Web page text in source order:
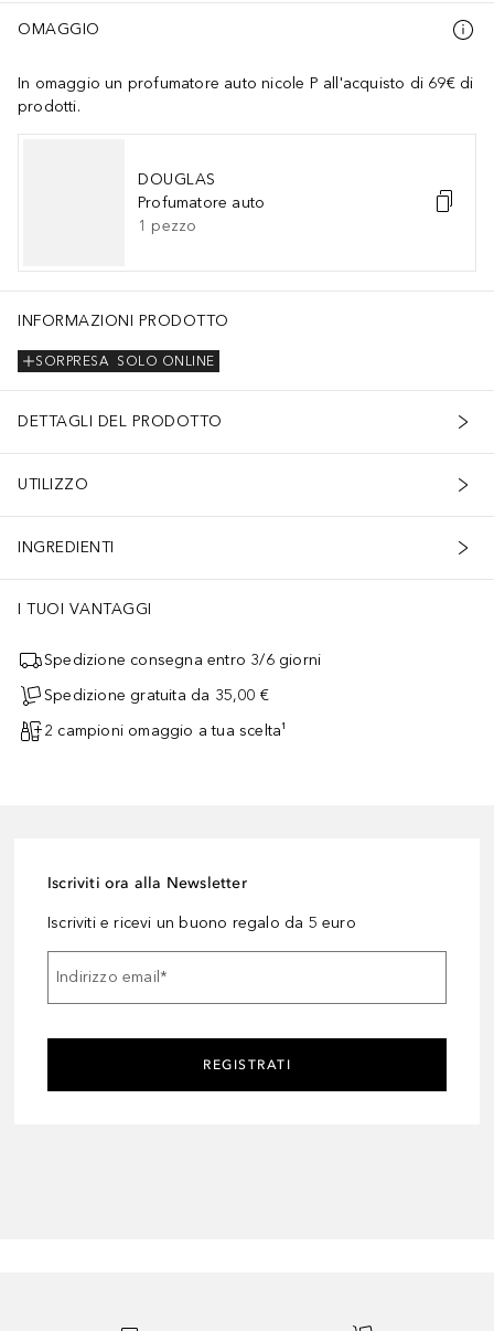
OMAGGIO
In omaggio un profumatore auto nicole P all'acquisto di 69€ di
prodotti.
DOUGLAS
Profumatore auto
1 pezzo
INFORMAZIONI PRODOTTO
SOLO ONLINE
SORPRESA
DETTAGLI DEL PRODOTTO
UTILIZZO
INGREDIENTI
I TUOI VANTAGGI
Spedizione consegna entro 3/6 giorni
Spedizione gratuita da 35,00 €
2 campioni omaggio a tua scelta¹
Iscriviti ora alla Newsletter
Iscriviti e ricevi un buono regalo da 5 euro
Indirizzo email*
REGISTRATI